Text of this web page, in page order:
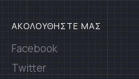
ΑΚΟΛΟΥΘΗΣΤΕ ΜΑΣ
Facebook
Twitter